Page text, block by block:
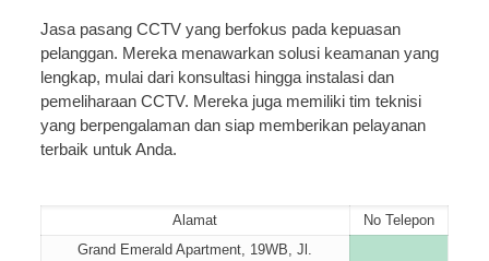
Jasa pasang CCTV yang berfokus pada kepuasan
pelanggan. Mereka menawarkan solusi keamanan yang
lengkap, mulai dari konsultasi hingga instalasi dan
pemeliharaan CCTV. Mereka juga memiliki tim teknisi
yang berpengalaman dan siap memberikan pelayanan
terbaik untuk Anda.
Alamat
No Telepon
Grand Emerald Apartment, 19WB, Jl.